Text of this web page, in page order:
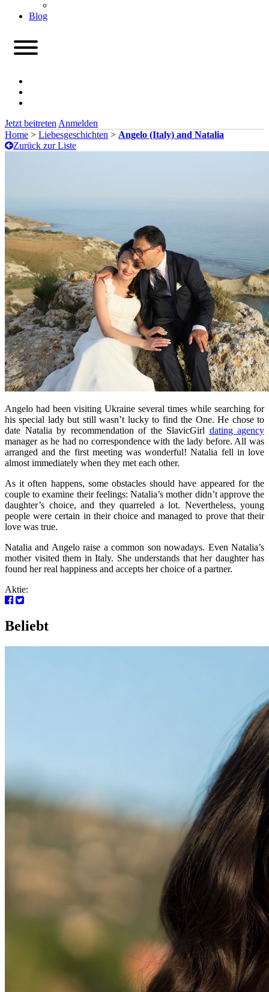
Blog
Jetzt beitreten Anmelden
Home > Liebesgeschichten > Angelo (Italy) and Natalia
Zurück zur Liste
Angelo had been visiting Ukraine several times while searching for
his special lady but still wasn’t lucky to find the One. He chose to
date Natalia by recommendation of the SlavicGirl dating agency
manager as he had no correspondence with the lady before. All was
arranged and the first meeting was wonderful! Natalia fell in love
almost immediately when they met each other.
As it often happens, some obstacles should have appeared for the
couple to examine their feelings: Natalia’s mother didn’t approve the
daughter’s choice, and they quarreled a lot. Nevertheless, young
people were certain in their choice and managed to prove that their
love was true.
Natalia and Angelo raise a common son nowadays. Even Natalia’s
mother visited them in Italy. She understands that her daughter has
found her real happiness and accepts her choice of a partner.
Aktie:
Beliebt